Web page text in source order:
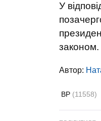
У
законом.
Автор:
ВР (11558)